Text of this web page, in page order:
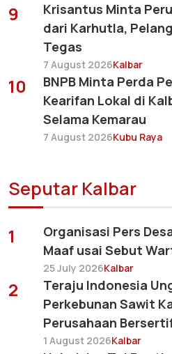
9
Krisantus Minta
dari Karhutla,
Tegas
7 August 2026Kalbar
10
BNPB Minta Perda
Kearifan Lokal di
Selama Kemarau
7 August 2026Kubu Raya
Seputar Kalbar
1
Organisasi Pers
Maaf usai Sebut
25 July 2026Kalbar
2
Teraju Indonesia
Perkebunan Sawit
Perusahaan
1 August 2026Kalbar